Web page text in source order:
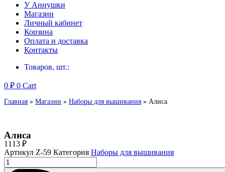
У Аннушки
Магазин
Личный кабинет
Корзина
Оплата и доставка
Контакты
Товаров, шт.:
0 ₽ 0 Cart
Главная » Магазин » Наборы для вышивания » Алиса
Алиса
1113 ₽
Артикул Z-59 Категория Наборы для вышивания
Количество
товара